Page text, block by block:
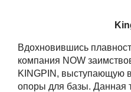
Вдохновившись
компания NOW
KINGPIN, выступающую
опоры для базы. Данная